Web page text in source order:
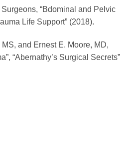
“Bdominal and Pelvic
Life Support” (2018).
and Ernest E. Moore, MD,
“Abernathy’s Surgical Secrets”